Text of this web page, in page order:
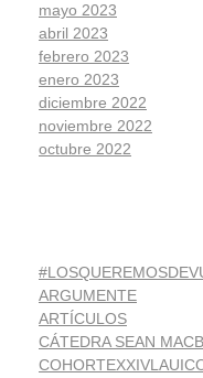
mayo 2023
abril 2023
febrero 2023
enero 2023
diciembre 2022
noviembre 2022
octubre 2022
ARGUMENTE
ARTÍCULOS
CÁTEDRA SEAN